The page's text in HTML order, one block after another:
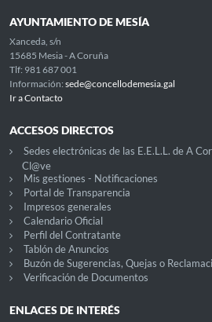
AYUNTAMIENTO DE MESÍA
Xanceda, s/n
15685 Mesia - A Coruña
Tlf: 981 687 001
Información: sede@concellodemesia.gal
Ir a Contacto
ACCESOS DIRECTOS
Sedes electrónicas de las E.E.L.L. de A
Cl@ve
Mis gestiones - Notificaciones
Portal de Transparencia
Impresos generales
Calendario Oficial
Perfil del Contratante
Tablón de Anuncios
Buzón de Sugerencias, Quejas o
Verificación de Documentos
ENLACES DE INTERÉS